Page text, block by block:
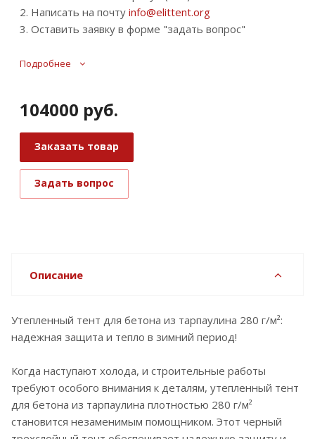
2. Написать на почту info@elittent.org
3. Оставить заявку в форме "задать вопрос"
Подробнее
104000 руб.
Заказать товар
Задать вопрос
Описание
Утепленный тент для бетона из тарпаулина 280 г/м²:
надежная защита и тепло в зимний период!
Когда наступают холода, и строительные работы
требуют особого внимания к деталям, утепленный тент
для бетона из тарпаулина плотностью 280 г/м²
становится незаменимым помощником. Этот черный